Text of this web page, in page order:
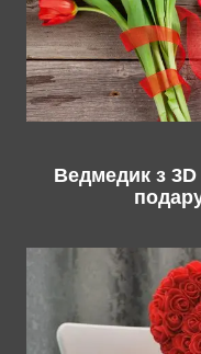
Ведмедик з 3D